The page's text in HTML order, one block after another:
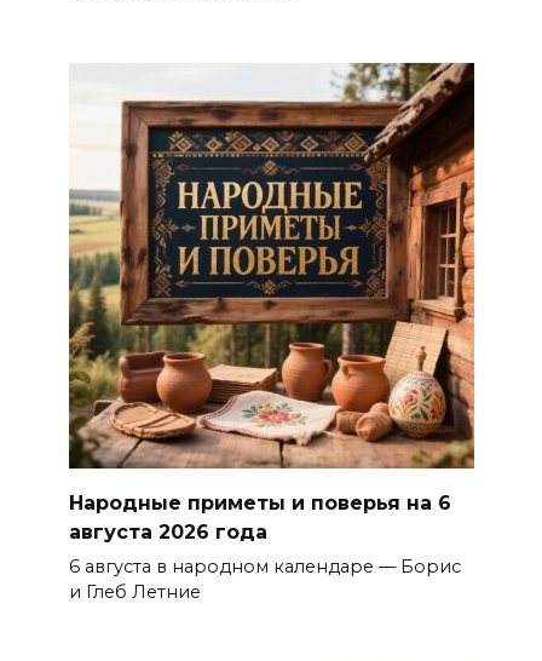
Народные приметы и поверья на 6
августа 2026 года
6 августа в народном календаре — Борис
и Глеб Летние